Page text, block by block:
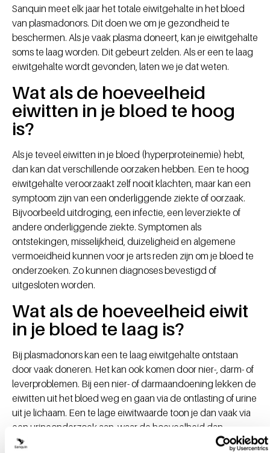
Sanquin meet elk jaar het totale eiwitgehalte in het bloed
van plasmadonors. Dit doen we om je gezondheid te
beschermen. Als je vaak plasma doneert, kan je eiwitgehalte
soms te laag worden. Dit gebeurt zelden. Als er een te laag
eiwitgehalte wordt gevonden, laten we je dat weten.
Wat als de hoeveelheid
eiwitten in je bloed te hoog
is?
Als je teveel eiwitten in je bloed (hyperproteïnemie) hebt,
dan kan dat verschillende oorzaken hebben. Een te hoog
eiwitgehalte veroorzaakt zelf nooit klachten, maar kan een
symptoom zijn van een onderliggende ziekte of oorzaak.
Bijvoorbeeld uitdroging, een infectie, een leverziekte of
andere onderliggende ziekte. Symptomen als
ontstekingen, misselijkheid, duizeligheid en algemene
vermoeidheid kunnen voor je arts reden zijn om je bloed te
onderzoeken. Zo kunnen diagnoses bevestigd of
uitgesloten worden.
Wat als de hoeveelheid eiwit
in je bloed te laag is?
Bij plasmadonors kan een te laag eiwitgehalte ontstaan
door vaak doneren. Het kan ook komen door nier-, darm- of
leverproblemen. Bij een nier- of darmaandoening lekken de
eiwitten uit het bloed weg en gaan via de ontlasting of urine
uit je lichaam. Een te lage eiwitwaarde toon je dan vaak via
een urineonderzoek aan, waar de hoeveelheid dan
verhoogd is. Soms kan het ook zijn dat je lichaam te weinig